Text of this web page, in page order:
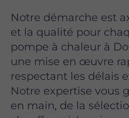
Notre démarche est
et la qualité pour
pompe à chaleur à
une mise en œuvre
respectant les délais
Notre expertise vous
en main, de la